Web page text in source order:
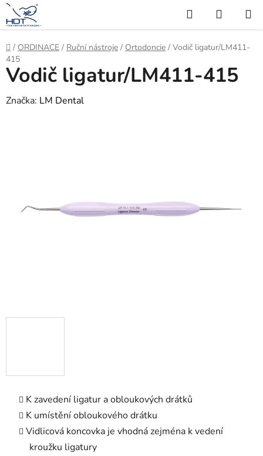
Přejít
na
obsah
Hledat
KOŠÍK
Domů
/ ORDINACE / Ruční nástroje / Ortodoncie / Vodič ligatur/LM411-
415
K zavedení ligatur a obloukových drátků
K umístění obloukového drátku
Vidlicová koncovka je vhodná zejména k vedení
kroužku ligatury
Vodič ligatur/LM411-415
Značka: LM Dental